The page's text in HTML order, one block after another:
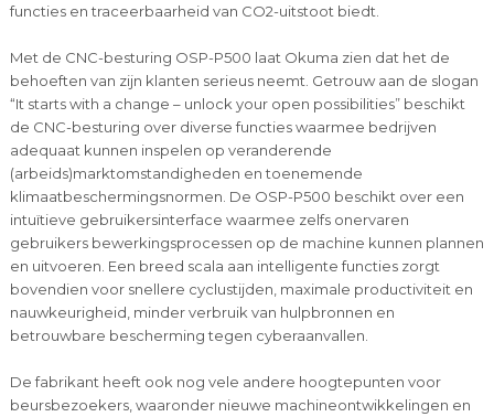
functies en traceerbaarheid van CO2-uitstoot biedt.
Met de CNC-besturing OSP-P500 laat Okuma zien dat het de
behoeften van zijn klanten serieus neemt. Getrouw aan de slogan
“It starts with a change – unlock your open possibilities” beschikt
de CNC-besturing over diverse functies waarmee bedrijven
adequaat kunnen inspelen op veranderende
(arbeids)marktomstandigheden en toenemende
klimaatbeschermingsnormen. De OSP-P500 beschikt over een
intuïtieve gebruikersinterface waarmee zelfs onervaren
gebruikers bewerkingsprocessen op de machine kunnen plannen
en uitvoeren. Een breed scala aan intelligente functies zorgt
bovendien voor snellere cyclustijden, maximale productiviteit en
nauwkeurigheid, minder verbruik van hulpbronnen en
betrouwbare bescherming tegen cyberaanvallen.
De fabrikant heeft ook nog vele andere hoogtepunten voor
beursbezoekers, waaronder nieuwe machineontwikkelingen en